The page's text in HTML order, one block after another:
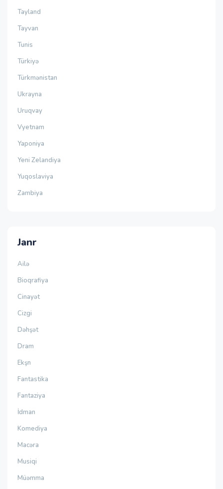
Tayland
Tayvan
Tunis
Türkiyə
Türkmənistan
Ukrayna
Uruqvay
Vyetnam
Yaponiya
Yeni Zelandiya
Yuqoslaviya
Zambiya
Janr
Ailə
Bioqrafiya
Cinayət
Cizgi
Dəhşət
Dram
Ekşn
Fantastika
Fantaziya
İdman
Komediya
Macəra
Musiqi
Müəmma